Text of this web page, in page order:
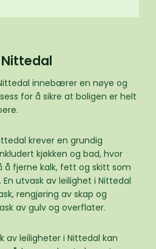
innebærer en nøye og
for å sikre at boligen er helt
krever en grundig
kjøkken og bad, hvor
å fjerne kalk, fett og skitt som
utvask av leilighet i Nittedal
rengjøring av skap og
av gulv og overflater.
av leiligheter i Nittedal kan